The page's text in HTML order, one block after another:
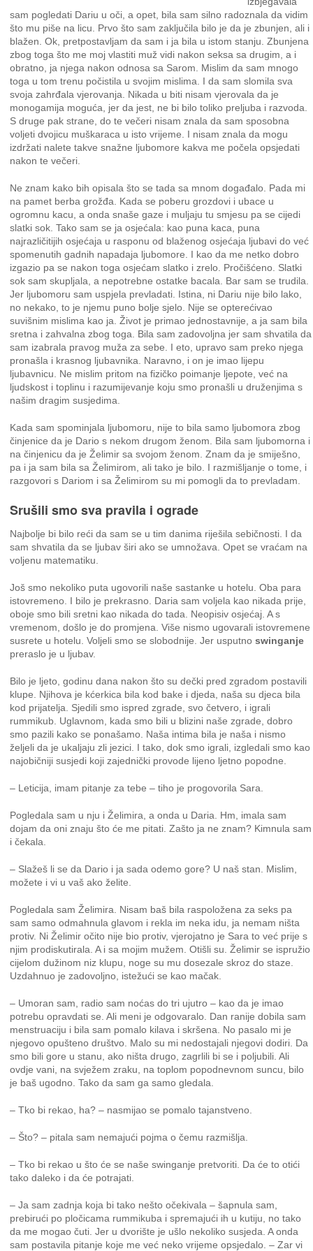
sam pogledati Dariu u oči, a opet, bila sam silno radoznala da vidim
što mu piše na licu. Prvo što sam zaključila bilo je da je zbunjen, ali i
blažen. Ok, pretpostavljam da sam i ja bila u istom stanju. Zbunjena
zbog toga što me moj vlastiti muž vidi nakon seksa sa drugim, a i
obratno, ja njega nakon odnosa sa Sarom. Mislim da sam mnogo
toga u tom trenu počistila u svojim mislima. I da sam slomila sva
svoja zahrđala vjerovanja. Nikada u biti nisam vjerovala da je
monogamija moguća, jer da jest, ne bi bilo toliko preljuba i razvoda.
S druge pak strane, do te večeri nisam znala da sam sposobna
voljeti dvojicu muškaraca u isto vrijeme. I nisam znala da mogu
izdržati nalete takve snažne ljubomore kakva me počela opsjedati
nakon te večeri.
Ne znam kako bih opisala što se tada sa mnom događalo. Pada mi
na pamet berba grožđa. Kada se poberu grozdovi i ubace u
ogromnu kacu, a onda snaše gaze i muljaju tu smjesu pa se cijedi
slatki sok. Tako sam se ja osjećala: kao puna kaca, puna
najrazličitijih osjećaja u rasponu od blaženog osjećaja ljubavi do već
spomenutih gadnih napadaja ljubomore. I kao da me netko dobro
izgazio pa se nakon toga osjećam slatko i zrelo. Pročišćeno. Slatki
sok sam skupljala, a nepotrebne ostatke bacala. Bar sam se trudila.
Jer ljubomoru sam uspjela prevladati. Istina, ni Dariu nije bilo lako,
no nekako, to je njemu puno bolje sjelo. Nije se opterećivao
suvišnim mislima kao ja. Život je primao jednostavnije, a ja sam bila
sretna i zahvalna zbog toga. Bila sam zadovoljna jer sam shvatila da
sam izabrala pravog muža za sebe. I eto, upravo sam preko njega
pronašla i krasnog ljubavnika. Naravno, i on je imao lijepu
ljubavnicu. Ne mislim pritom na fizičko poimanje ljepote, već na
ljudskost i toplinu i razumijevanje koju smo pronašli u druženjima s
našim dragim susjedima.
Kada sam spominjala ljubomoru, nije to bila samo ljubomora zbog
činjenice da je Dario s nekom drugom ženom. Bila sam ljubomorna i
na činjenicu da je Želimir sa svojom ženom. Znam da je smiješno,
pa i ja sam bila sa Želimirom, ali tako je bilo. I razmišljanje o tome, i
razgovori s Dariom i sa Želimirom su mi pomogli da to prevladam.
Srušili smo sva pravila i ograde
Najbolje bi bilo reći da sam se u tim danima riješila sebičnosti. I da
sam shvatila da se ljubav širi ako se umnožava. Opet se vraćam na
voljenu matematiku.
Još smo nekoliko puta ugovorili naše sastanke u hotelu. Oba para
istovremeno. I bilo je prekrasno. Daria sam voljela kao nikada prije,
oboje smo bili sretni kao nikada do tada. Neopisiv osjećaj. A s
vremenom, došlo je do promjena. Više nismo ugovarali istovremene
susrete u hotelu. Voljeli smo se slobodnije. Jer usputnoswinganje
preraslo je u ljubav.
Bilo je ljeto, godinu dana nakon što su dečki pred zgradom postavili
klupe. Njihova je kćerkica bila kod bake i djeda, naša su djeca bila
kod prijatelja. Sjedili smo ispred zgrade, svo četvero, i igrali
rummikub. Uglavnom, kada smo bili u blizini naše zgrade, dobro
smo pazili kako se ponašamo. Naša intima bila je naša i nismo
željeli da je ukaljaju zli jezici. I tako, dok smo igrali, izgledali smo kao
najobičniji susjedi koji zajednički provode lijeno ljetno popodne.
– Leticija, imam pitanje za tebe – tiho je progovorila Sara.
Pogledala sam u nju i Želimira, a onda u Daria. Hm, imala sam
dojam da oni znaju što će me pitati. Zašto ja ne znam? Kimnula sam
i čekala.
– Slažeš li se da Dario i ja sada odemo gore? U naš stan. Mislim,
možete i vi u vaš ako želite.
Pogledala sam Želimira. Nisam baš bila raspoložena za seks pa
sam samo odmahnula glavom i rekla im neka idu, ja nemam ništa
protiv. Ni Želimir očito nije bio protiv, vjerojatno je Sara to već prije s
njim prodiskutirala. A i sa mojim mužem. Otišli su. Želimir se ispružio
cijelom dužinom niz klupu, noge su mu dosezale skroz do staze.
Uzdahnuo je zadovoljno, istežući se kao mačak.
– Umoran sam, radio sam noćas do tri ujutro – kao da je imao
potrebu opravdati se. Ali meni je odgovaralo. Dan ranije dobila sam
menstruaciju i bila sam pomalo kilava i skršena. No pasalo mi je
njegovo opušteno društvo. Malo su mi nedostajali njegovi dodiri. Da
smo bili gore u stanu, ako ništa drugo, zagrlili bi se i poljubili. Ali
ovdje vani, na svježem zraku, na toplom popodnevnom suncu, bilo
je baš ugodno. Tako da sam ga samo gledala.
– Tko bi rekao, ha? – nasmijao se pomalo tajanstveno.
– Što? – pitala sam nemajući pojma o čemu razmišlja.
– Tko bi rekao u što će se naše swinganje pretvoriti. Da će to otići
tako daleko i da će potrajati.
– Ja sam zadnja koja bi tako nešto očekivala – šapnula sam,
prebirući po pločicama rummikuba i spremajući ih u kutiju, no tako
da me mogao čuti. Jer u dvorište je ušlo nekoliko susjeda. A onda
sam postavila pitanje koje me već neko vrijeme opsjedalo. – Zar vi